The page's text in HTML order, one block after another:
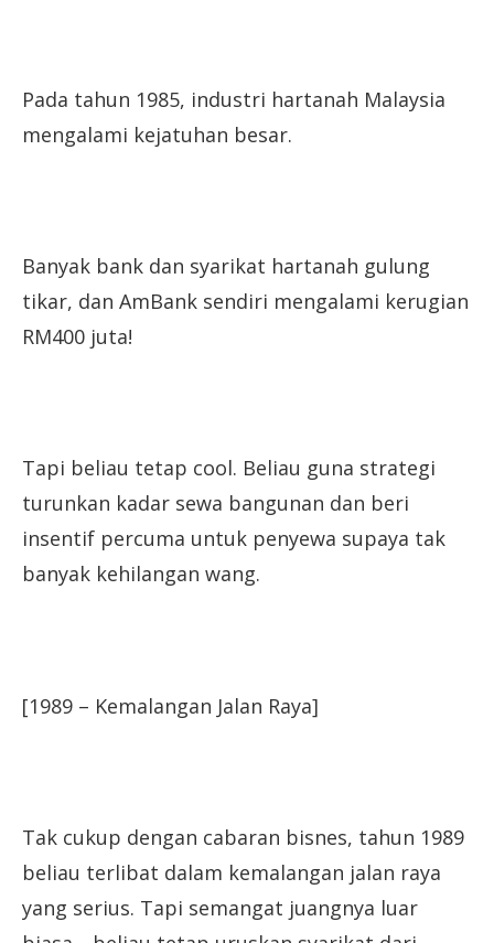
Pada tahun 1985, industri hartanah Malaysia
mengalami kejatuhan besar.
Banyak bank dan syarikat hartanah gulung
tikar, dan AmBank sendiri mengalami kerugian
RM400 juta!
Tapi beliau tetap cool. Beliau guna strategi
turunkan kadar sewa bangunan dan beri
insentif percuma untuk penyewa supaya tak
banyak kehilangan wang.
[1989 – Kemalangan Jalan Raya]
Tak cukup dengan cabaran bisnes, tahun 1989
beliau terlibat dalam kemalangan jalan raya
yang serius. Tapi semangat juangnya luar